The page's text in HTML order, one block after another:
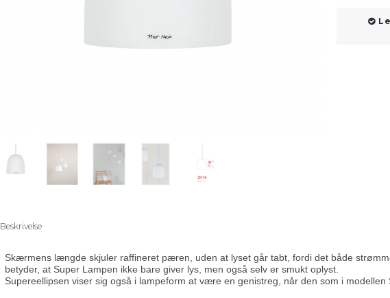
Beskrivelse
Skærmens længde skjuler raffineret pæren, uden at lyset går tabt, fordi det både
betyder, at Super Lampen ikke bare giver lys, men også selv er smukt oplyst.
Supereellipsen viser sig også i lampeform at være en genistreg, når den som i